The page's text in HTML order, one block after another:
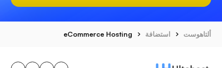
ألتاهوست استضافة eCommerce Hosting